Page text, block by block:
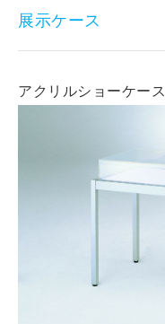
展示ケース
アクリルショーケース